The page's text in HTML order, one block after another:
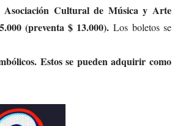
Asociación Cultural de Música y Arte
(preventa $ 13.000). Los boletos se
Estos se pueden adquirir como